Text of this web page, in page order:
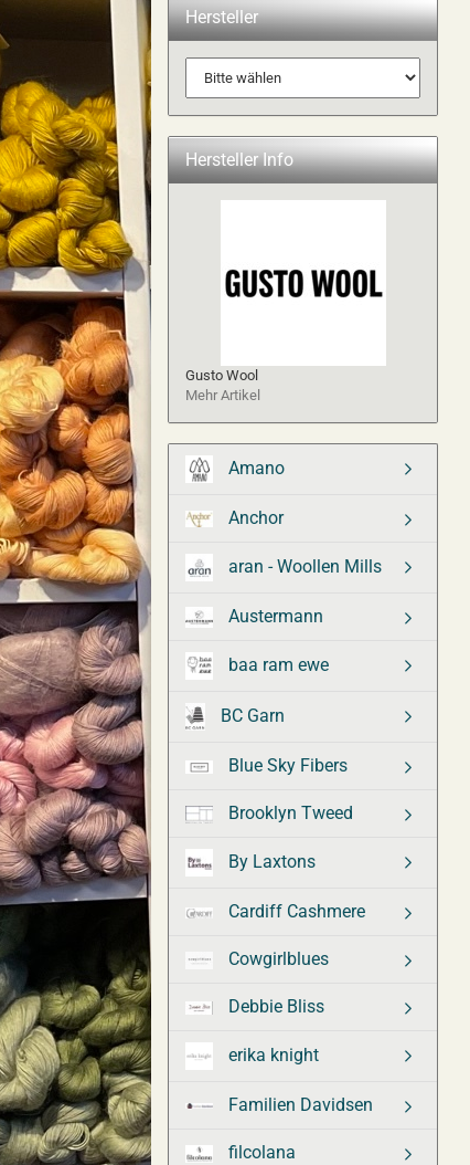
Hersteller
Hersteller Info
Gusto Wool
Mehr Artikel
Amano
Anchor
aran - Woollen Mills
Austermann
baa ram ewe
BC Garn
Blue Sky Fibers
Brooklyn Tweed
By Laxtons
Cardiff Cashmere
Cowgirlblues
Debbie Bliss
erika knight
Familien Davidsen
filcolana